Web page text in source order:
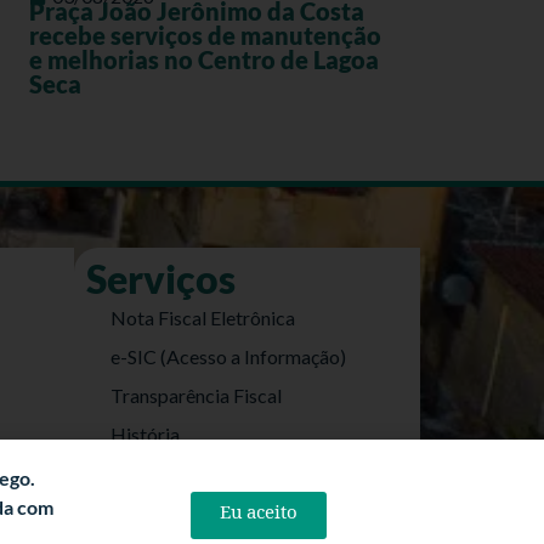
Praça João Jerônimo da Costa
recebe serviços de manutenção
e melhorias no Centro de Lagoa
Seca
Serviços
Nota Fiscal Eletrônica
e-SIC (Acesso a Informação)
Transparência Fiscal
História
Politica de Privacidade
com
Eu aceito